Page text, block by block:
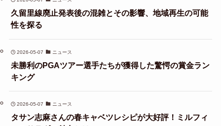
久留里線廃止発表後の混雑とその影響、地域再生の可能
性を探る
2026-05-07 ニュース
未勝利のPGAツアー選手たちが獲得した驚愕の賞金ラン
キング
2026-05-07 ニュース
タサン志麻さんの春キャベツレシピが大好評！ミルフィ